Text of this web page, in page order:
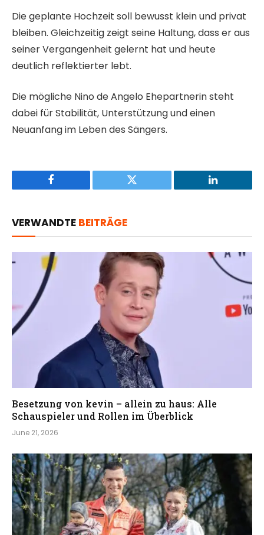
Die geplante Hochzeit soll bewusst klein und privat
bleiben. Gleichzeitig zeigt seine Haltung, dass er aus
seiner Vergangenheit gelernt hat und heute
deutlich reflektierter lebt.
Die mögliche Nino de Angelo Ehepartnerin steht
dabei für Stabilität, Unterstützung und einen
Neuanfang im Leben des Sängers.
Facebook Twitter LinkedIn
VERWANDTE BEITRÄGE
Besetzung von kevin – allein zu haus: Alle
Schauspieler und Rollen im Überblick
June 21, 2026